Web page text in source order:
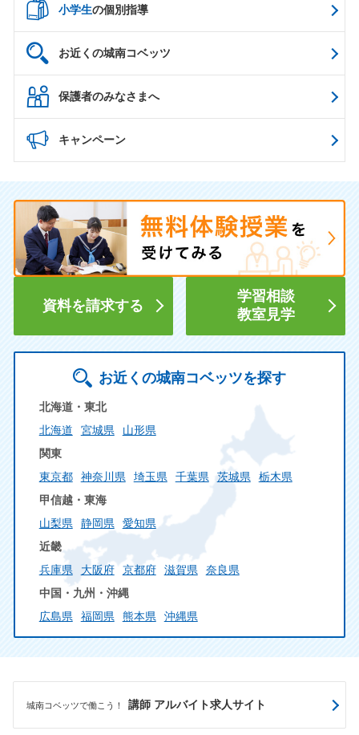
小学生の個別指導
お近くの城南コベッツ
保護者のみなさまへ
キャンペーン
資料を請求する
学習相談
教室見学
お近くの城南コベッツを探す
北海道・東北
北海道
宮城県
山形県
関東
東京都
神奈川県 埼玉県 千葉県 茨城県
栃木県
甲信越・東海
山梨県
静岡県
愛知県
近畿
兵庫県
大阪府 京都府 滋賀県
奈良県
中国・九州・沖縄
広島県
福岡県 熊本県 沖縄県
城南コベッツで働こう！ 講師 アルバイト求人サイト